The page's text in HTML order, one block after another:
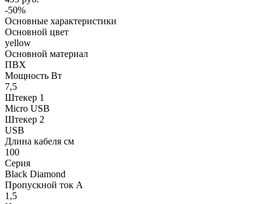
-50%
Основные характеристики
Основной цвет
yellow
Основной материал
ПВХ
Мощность Вт
7,5
Штекер 1
Micro USB
Штекер 2
USB
Длина кабеля см
100
Серия
Black Diamond
Пропускной ток А
1,5